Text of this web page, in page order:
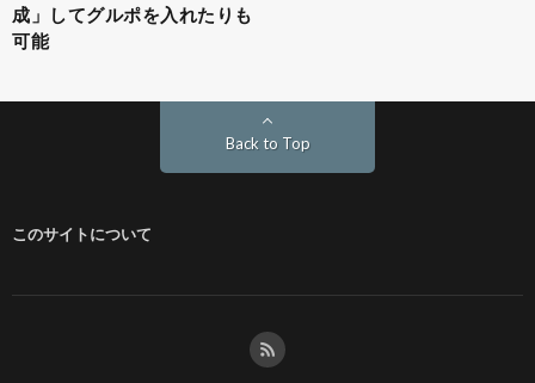
成」してグルポを入れたりも
可能
Back to Top
このサイトについて